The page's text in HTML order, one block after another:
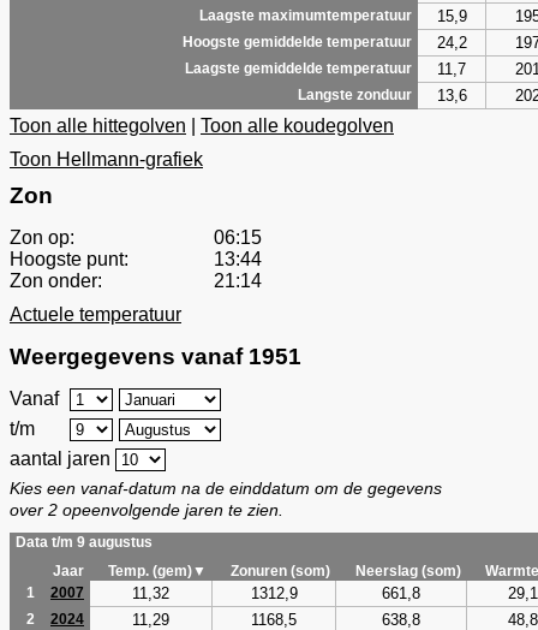
Laagste maximumtemperatuur 15,9
Hoogste gemiddelde temperatuur 24,2
Laagste gemiddelde temperatuur 11,7
Langste zonduur 13,6
Toon alle hittegolven
Toon alle koudegolven
Toon Hellmann-grafiek
Zon
Zon op:
06:15
Hoogste punt:
13:44
Zon onder:
21:14
Actuele temperatuur
Weergegevens vanaf 1951
Vanaf
t/m
aantal jaren
Kies een vanaf-datum na de einddatum om de gegevens
over 2 opeenvolgende jaren te zien.
Data t/m 9 augustus
Jaar
Temp. (gem)▼ Zonuren (som) Neerslag (som)
1
2007 11,32 1312,9 661,8 29,1
2 2024 11,29 1168,5 638,8 48,8